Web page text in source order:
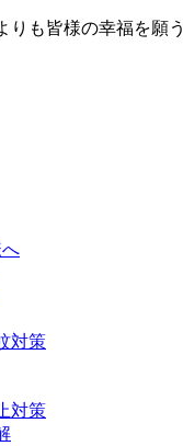
りも皆様の幸福を願
対策
対策